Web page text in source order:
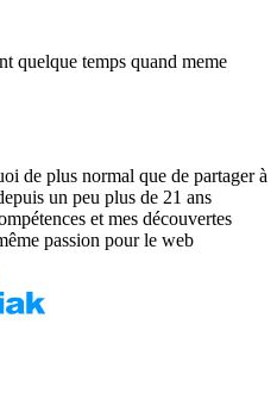
quelque temps quand meme
de plus normal que de partager à
un peu plus de 21 ans
et mes découvertes
passion pour le web